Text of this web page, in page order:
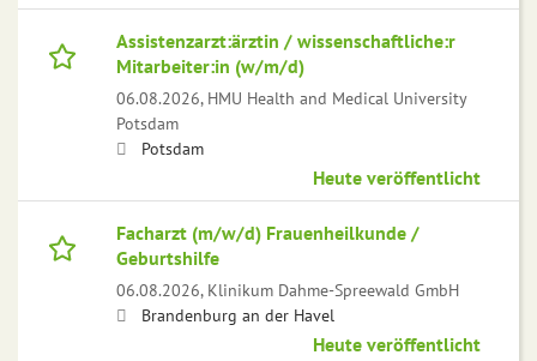
Assistenzarzt:ärztin / wissenschaftliche:r
Mitarbeiter:in (w/m/d)
06.08.2026, HMU Health and Medical University
Potsdam
Potsdam
Heute veröffentlicht
Facharzt (m/w/d) Frauenheilkunde /
Geburtshilfe
06.08.2026, Klinikum Dahme-Spreewald GmbH
Brandenburg an der Havel
Heute veröffentlicht